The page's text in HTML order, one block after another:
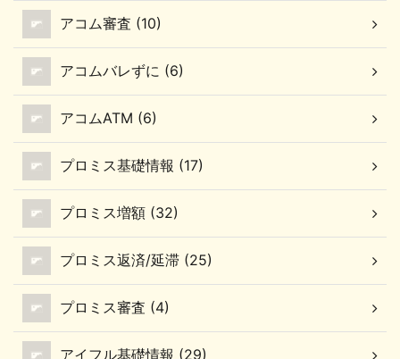
アコム審査 (10)
アコムバレずに (6)
アコムATM (6)
プロミス基礎情報 (17)
プロミス増額 (32)
プロミス返済/延滞 (25)
プロミス審査 (4)
アイフル基礎情報 (29)